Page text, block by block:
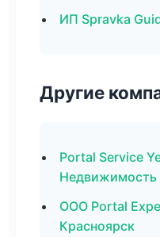
ИП Spravka
Другие
Portal Service
Недвижимость
ООО Portal
Красноярск